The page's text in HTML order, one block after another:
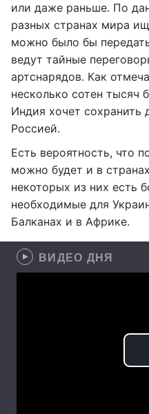
или даже раньше. По
разных странах мира
можно было бы
ведут тайные
артснарядов. Как
несколько сотен тысяч
Индия хочет сохранить
Россией.
Есть вероятность, что
можно будет и в
некоторых из них есть
необходимые для
Балканах и в Африке.
ВИДЕО ДНЯ